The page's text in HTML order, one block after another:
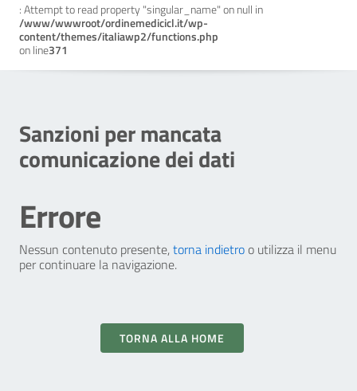
: Attempt to read property "singular_name" on null in
/www/wwwroot/ordinemedicicl.it/wp-
content/themes/italiawp2/functions.php
on line371
Sanzioni per mancata
comunicazione dei dati
Errore
Nessun contenuto presente,torna indietro o utilizza il menu
per continuare la navigazione.
TORNA ALLA HOME